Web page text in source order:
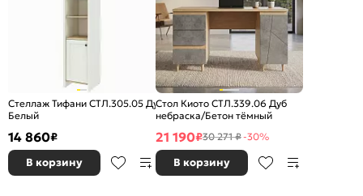
Стеллаж Тифани СТЛ.305.05 Дуб небраска/
Белый
14 860₽
В корзину
Стол Киото СТЛ.339.06 Дуб
небраска/Бетон тёмный
21 190₽30 271 ₽-30%
В корзину